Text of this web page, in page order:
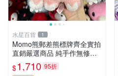
水星百貨 1
Momo熊郵差熊標牌齊全實拍
直銷嚴選商品 純手作無修圖
可收藏 郵差熊 Momo熊 標牌
商品
$1,710 95折